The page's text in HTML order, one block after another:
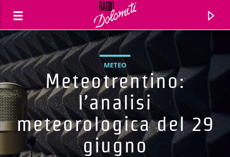
METEO
Meteotrentino:
l’analisi
meteorologica del 29
giugno